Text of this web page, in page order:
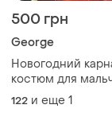
500 грн
George
Новогодний
костюм для
новый,7-8
122 и еще 1